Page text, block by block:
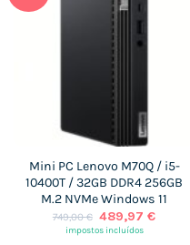
Mini PC Lenovo M70Q / i5-
10400T / 32GB DDR4 256GB
M.2 NVMe Windows 11
749,00€ O
preço
489,97€O
impostos incluídos